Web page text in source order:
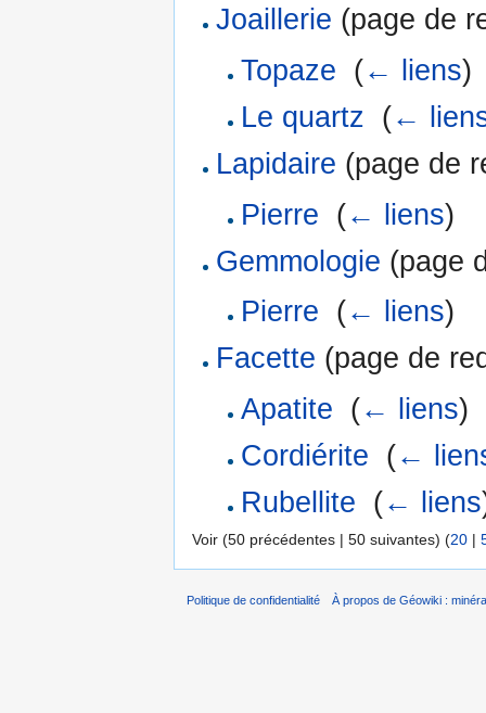
Joaillerie (page de
Topaze (← liens)
Le quartz (←
Lapidaire (page de
Pierre (← liens)
Gemmologie (page
Pierre (← liens)
Facette (page de
Apatite (← liens)
Cordiérite (←
Rubellite (← liens
Voir (50 précédentes | 50 suivantes) (20 |
Politique de confidentialité À propos de Géowiki :